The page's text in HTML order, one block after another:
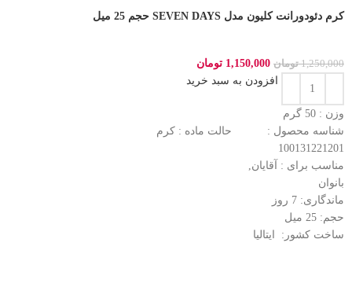
کرم دئودورانت کلیون مدل SEVEN DAYS حجم 25 میل
1,250,000 تومان 1,150,000 تومان
افزودن به سبد خرید
وزن : 50
گرم
شناسه محصول :
100131221201
حالت ماده : کرم
مناسب برای : آقایان,
بانوان
ماندگاری: 7
روز
حجم: 25
میل
ساخت کشور: ایتالیا